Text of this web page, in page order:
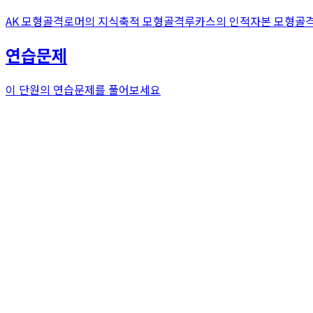
AK 모형골격로머의 지식축적 모형골격루카스의 인적자본 모형골
연습문제
이 단원의 연습문제를 풀어보세요